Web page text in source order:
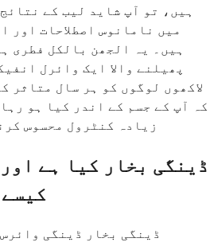
ہیں، تو آپ شاید لیب کے
میں نامانوس اصطلاحات اور
ہیں۔ یہ الجھن بالکل فطری
پھیلنے والا ایک وائرل
لاکھوں لوگوں کو ہر سال متاثر
کہ آپ کے جسم کے اندر کیا ہو
زیادہ کنٹرول محسوس
ڈینگی بخار کیا ہے
ڈینگی بخار ڈینگی